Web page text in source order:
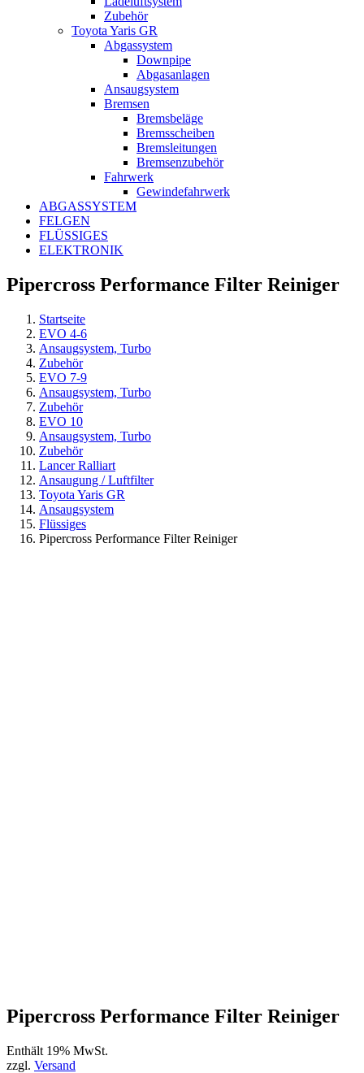
Zubehör
Toyota Yaris GR
Abgassystem
Downpipe
Abgasanlagen
Ansaugsystem
Bremsen
Bremsbeläge
Bremsscheiben
Bremsleitungen
Bremsenzubehör
Fahrwerk
Gewindefahrwerk
ABGASSYSTEM
FELGEN
FLÜSSIGES
ELEKTRONIK
Pipercross Performance Filter Reiniger
Startseite
EVO 4-6
Ansaugsystem, Turbo
Zubehör
EVO 7-9
Ansaugsystem, Turbo
Zubehör
EVO 10
Ansaugsystem, Turbo
Zubehör
Lancer Ralliart
Ansaugung / Luftfilter
Toyota Yaris GR
Ansaugsystem
Flüssiges
Pipercross Performance Filter Reiniger
Pipercross Performance Filter Reiniger
Enthält 19% MwSt.
zzgl. Versand